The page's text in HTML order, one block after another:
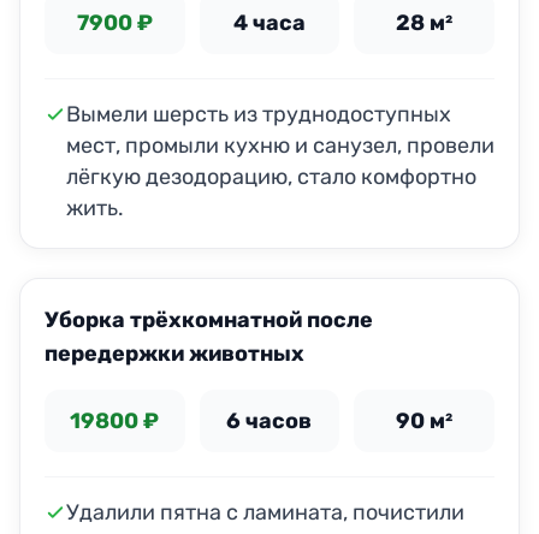
7900 ₽ 4 часа 28 м²
Вымели шерсть из труднодоступных
мест, промыли кухню и санузел, провели
лёгкую дезодорацию, стало комфортно
жить.
Уборка трёхкомнатной после
передержки животных
19800 ₽ 6 часов 90 м²
Удалили пятна с ламината, почистили